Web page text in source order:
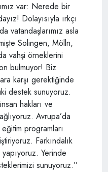
var: Nerede bir
Dolayısıyla ırkçı
vatandaşlarımız asla
Solingen, Mölln,
vahşi örneklerini
bulmuyor! Biz
karşı gerektiğinde
destek sunuyoruz.
hakları ve
Avrupa’da
programları
Farkındalık
yapıyoruz. Yerinde
sunuyoruz.’’